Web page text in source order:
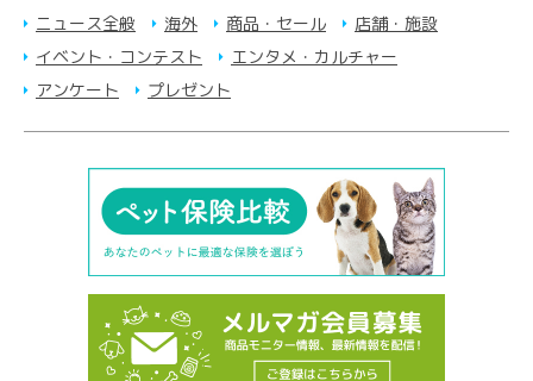
ニュース全般 海外 商品・セール
店舗・施設
イベント・コンテスト
エンタメ・カルチャー
アンケート
プレゼント